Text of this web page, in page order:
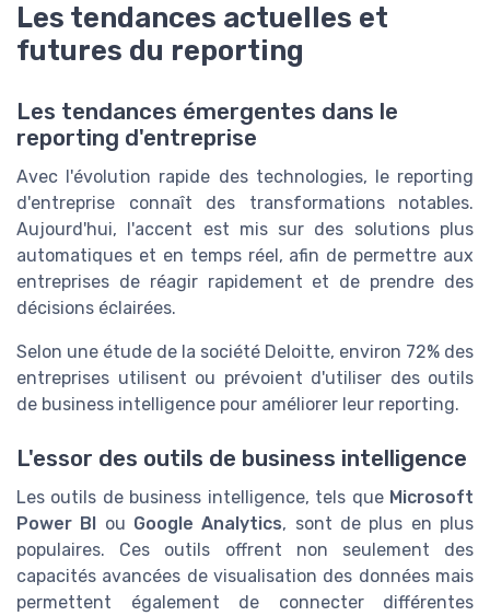
Les tendances actuelles et
futures du reporting
Les tendances émergentes dans le
reporting d'entreprise
Avec l'évolution rapide des technologies, le reporting
d'entreprise connaît des transformations notables.
Aujourd'hui, l'accent est mis sur des solutions plus
automatiques et en temps réel, afin de permettre aux
entreprises de réagir rapidement et de prendre des
décisions éclairées.
Selon une étude de la société Deloitte, environ 72% des
entreprises utilisent ou prévoient d'utiliser des outils
de business intelligence pour améliorer leur reporting.
L'essor des outils de business intelligence
Les outils de business intelligence, tels que Microsoft
Power BI ou Google Analytics, sont de plus en plus
populaires. Ces outils offrent non seulement des
capacités avancées de visualisation des données mais
permettent également de connecter différentes